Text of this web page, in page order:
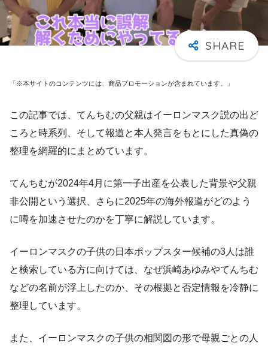
「※本サイトのコンテンツには、商品プロモーションが含まれています。」
この記事では、てんちむの父親はイーロンマスク説の出ど
ころと時系列、そして報道と本人発言をもとにした真偽の
整理を網羅的にまとめています。
てんちむが2024年4月に第一子出産を公表した背景や父親
非公開という選択、さらに2025年の海外報道がどのよう
に噂を加速させたのかを丁寧に解説しています。
イーロンマスクの子供の日本ポップスター候補の3人は誰
と検索している方に向けては、なぜ浜崎あゆみやてんちむ
などの名前が浮上したのか、その根拠と否定情報を冷静に
整理しています。
また、イーロンマスクの子供の相関図の形で母親ごとの人